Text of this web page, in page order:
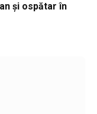
și ospătar în